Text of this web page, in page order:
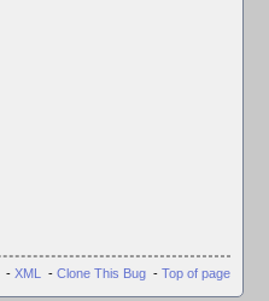
- XML - Clone This Bug - Top of page